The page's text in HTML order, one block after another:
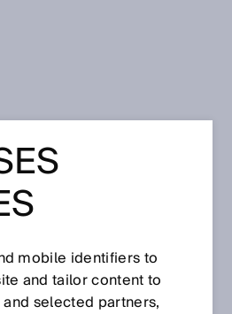
mobile identifiers to
and tailor content to
selected partners,